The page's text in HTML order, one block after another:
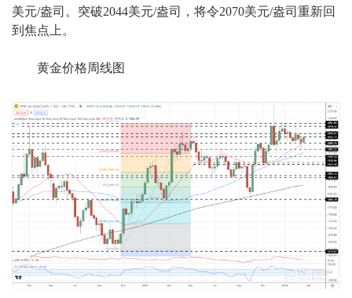
美元/盎司。突破2044美元/盎司，将令2070美元/盎司重新回
到焦点上。
黄金价格周线图